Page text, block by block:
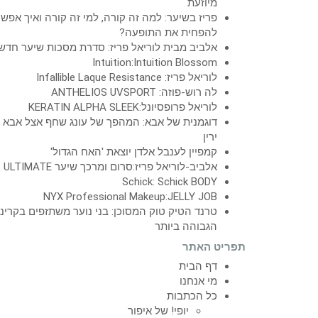
מיוזעת
פריז בשיער: למה זה קורה, למי זה קורה ואיך
להפחית את התופעה?
אלביב מבית לוריאל פריז: סדרת מסכות שיער
Intuition:Intuition Blossom
לוריאל פריז: Infallible Laque Resistance
לה רוש-פוזה: ANTHELIOS UVSPORT
לוריאל פרופסיונל:KERATIN ALPHA SLEEK
דוגמנית של אבא: המהפך של עונג שחף אצל אבא
ירין
קמפיין לענבל אלדן יוצאת 'האח הגדול'
אלביב-לוריאל פריז:סרום ומרכך שיער ULTIMATE
Schick: Schick BODY
NYX Professional Makeup:JELLY JOB
טרנד הטיק טוק המסוכן: בני נוער משתזפים
הגבוהה ביותר
תפריט האתר
דף הבית
מי אנחנו
כל הכתבות
יופי! של איפור